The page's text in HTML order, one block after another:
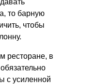
то барную
чтобы
ресторане, в
с усиленной